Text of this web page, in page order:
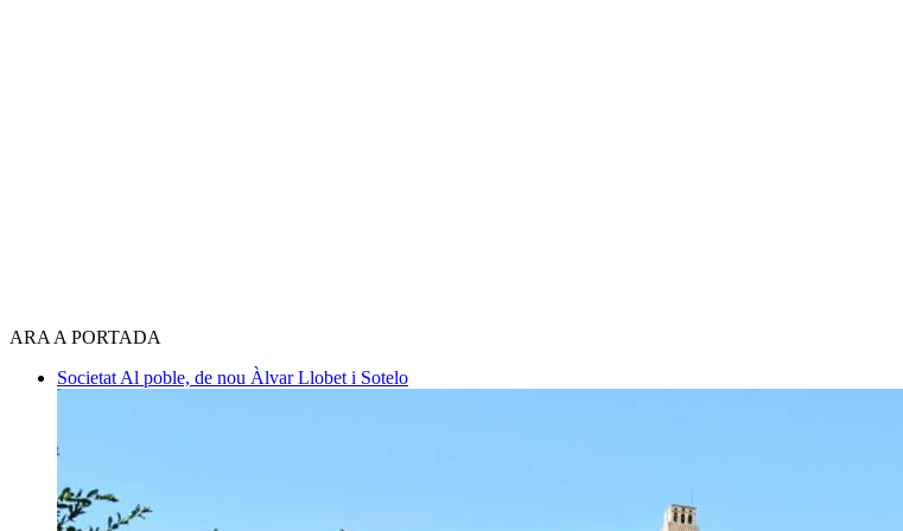
ARA A PORTADA
Societat Al poble, de nou Àlvar Llobet i Sotelo